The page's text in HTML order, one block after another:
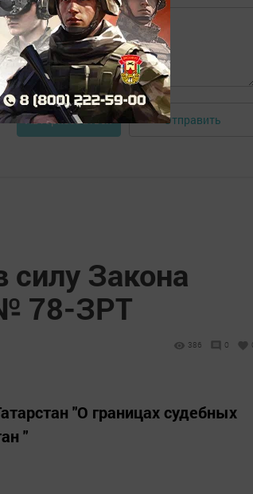
Авторизоваться Отправить
силу Закона
78-ЗРТ
386 0
"О границах судебных
"